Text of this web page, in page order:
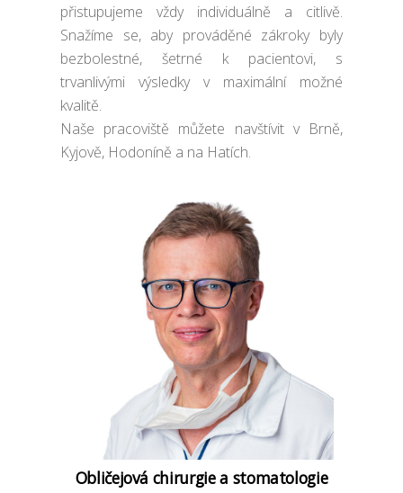
přistupujeme vždy individuálně a citlivě.
Snažíme se, aby prováděné zákroky byly
bezbolestné, šetrné k pacientovi, s
trvanlivými výsledky v maximální možné
kvalitě.
Naše pracoviště můžete navštívit v Brně,
Kyjově, Hodoníně a na Hatích.
Obličejová chirurgie a stomatologie